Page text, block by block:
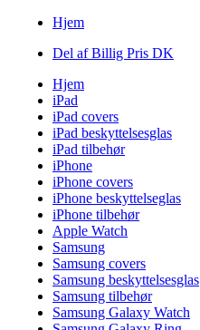
Hjem
Del af Billig Pris DK
Hjem
iPad
iPad covers
iPad beskyttelsesglas
iPad tilbehør
iPhone
iPhone covers
iPhone beskyttelseglas
iPhone tilbehør
Apple Watch
Samsung
Samsung covers
Samsung beskyttelsesglas
Samsung tilbehør
Samsung Galaxy Watch